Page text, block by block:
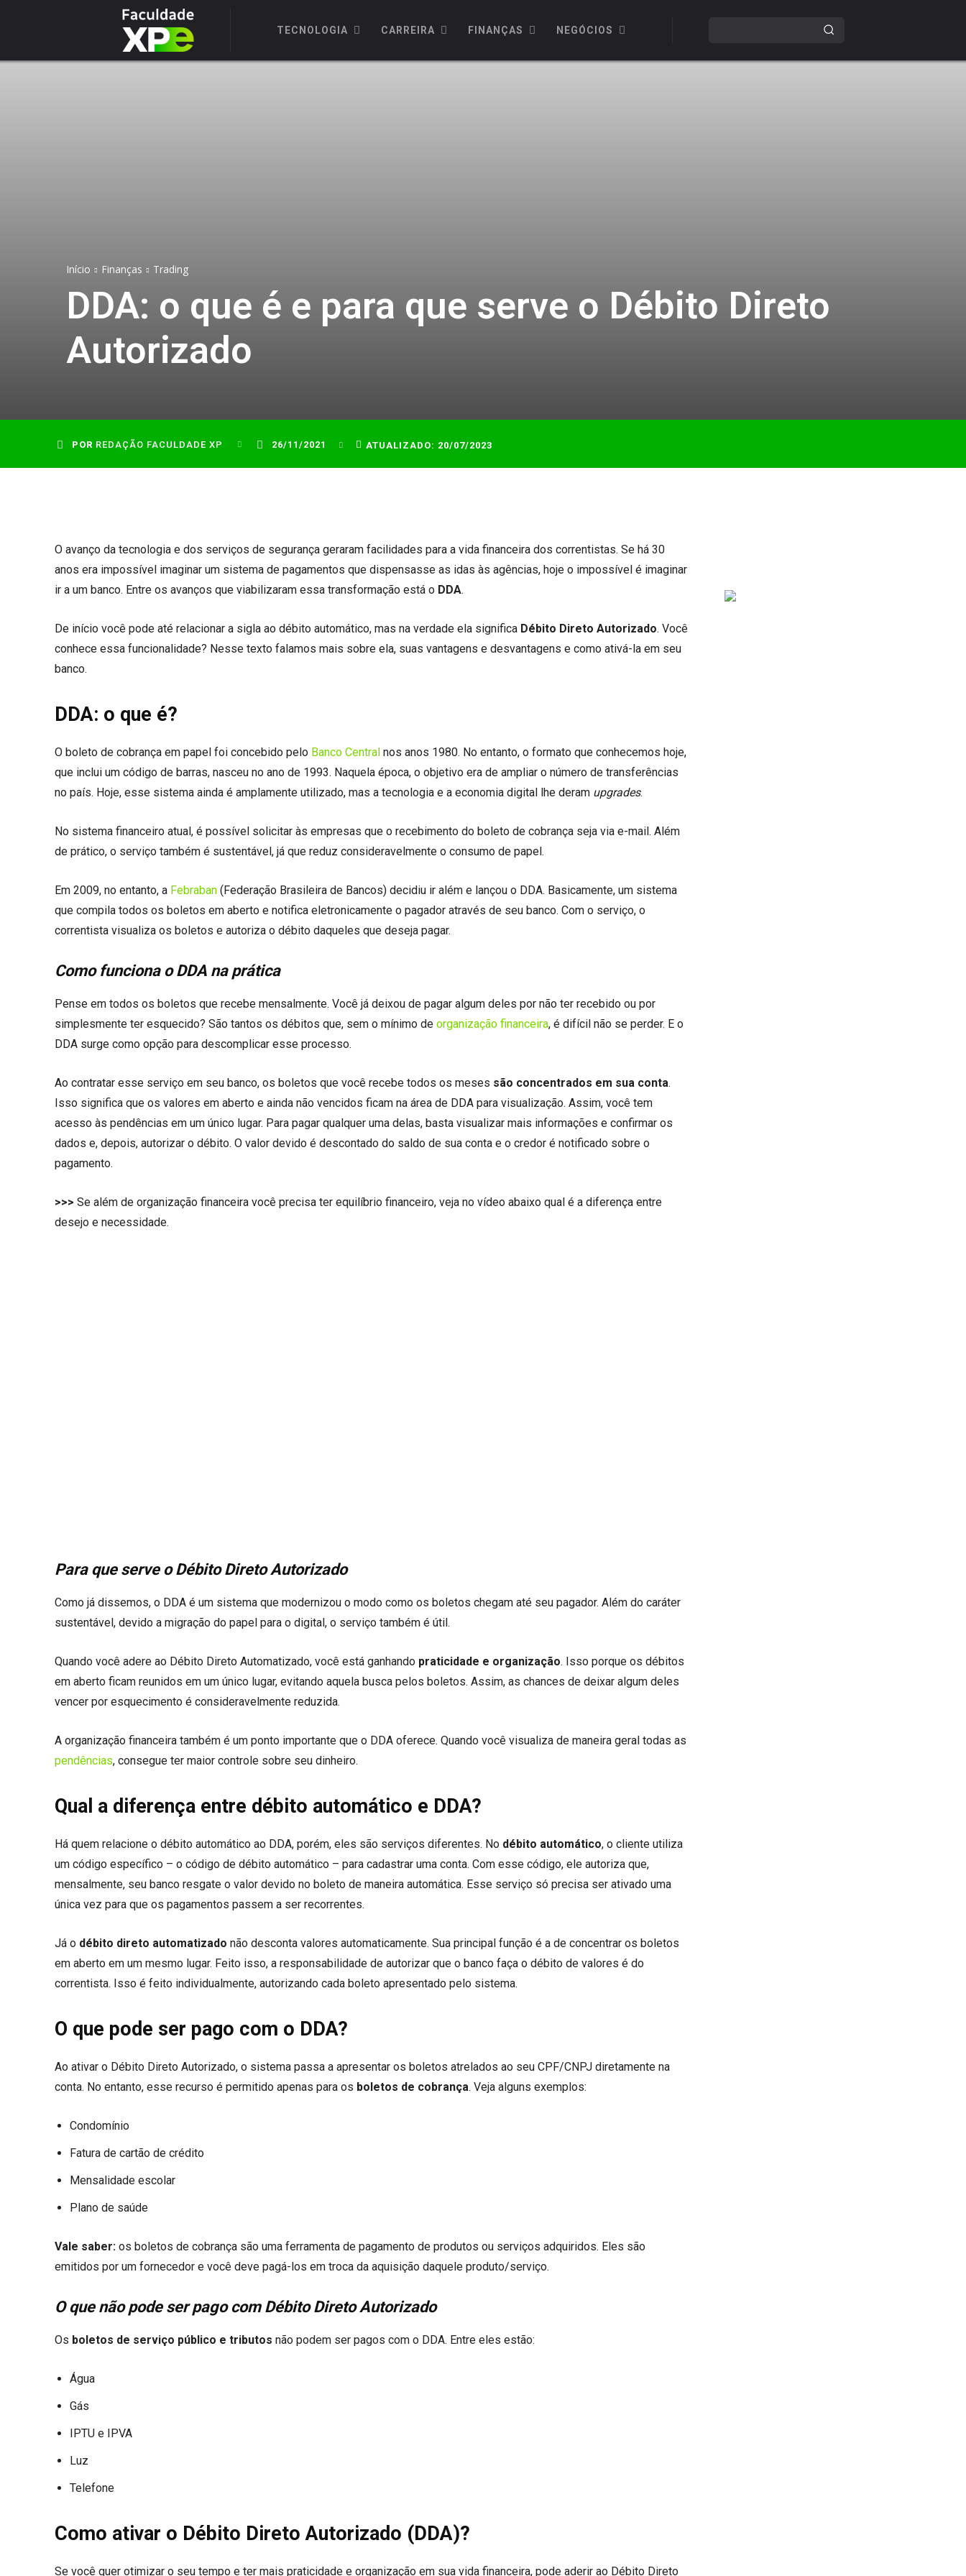
TECNOLOGIA CARREIRA FINANÇAS NEGÓCIOS
Início Finanças Trading
DDA: o que é e para que serve o Débito Direto
Autorizado
POR REDAÇÃO FACULDADE XP 26/11/2021 ATUALIZADO: 20/07/2023
O avanço da tecnologia e dos serviços de segurança geraram facilidades para a vida financeira dos correntistas. Se há 30
anos era impossível imaginar um sistema de pagamentos que dispensasse as idas às agências, hoje o impossível é imaginar
ir a um banco. Entre os avanços que viabilizaram essa transformação está o DDA.
De início você pode até relacionar a sigla ao débito automático, mas na verdade ela significa Débito Direto Autorizado. Você
conhece essa funcionalidade? Nesse texto falamos mais sobre ela, suas vantagens e desvantagens e como ativá-la em seu
banco.
DDA: o que é?
O boleto de cobrança em papel foi concebido pelo Banco Central nos anos 1980. No entanto, o formato que conhecemos hoje,
que inclui um código de barras, nasceu no ano de 1993. Naquela época, o objetivo era de ampliar o número de transferências
no país. Hoje, esse sistema ainda é amplamente utilizado, mas a tecnologia e a economia digital lhe deram upgrades.
No sistema financeiro atual, é possível solicitar às empresas que o recebimento do boleto de cobrança seja via e-mail. Além
de prático, o serviço também é sustentável, já que reduz consideravelmente o consumo de papel.
Em 2009, no entanto, a Febraban (Federação Brasileira de Bancos) decidiu ir além e lançou o DDA. Basicamente, um sistema
que compila todos os boletos em aberto e notifica eletronicamente o pagador através de seu banco. Com o serviço, o
correntista visualiza os boletos e autoriza o débito daqueles que deseja pagar.
Como funciona o DDA na prática
Pense em todos os boletos que recebe mensalmente. Você já deixou de pagar algum deles por não ter recebido ou por
simplesmente ter esquecido? São tantos os débitos que, sem o mínimo de organização financeira, é difícil não se perder. E o
DDA surge como opção para descomplicar esse processo.
Ao contratar esse serviço em seu banco, os boletos que você recebe todos os meses são concentrados em sua conta.
Isso significa que os valores em aberto e ainda não vencidos ficam na área de DDA para visualização. Assim, você tem
acesso às pendências em um único lugar. Para pagar qualquer uma delas, basta visualizar mais informações e confirmar os
dados e, depois, autorizar o débito. O valor devido é descontado do saldo de sua conta e o credor é notificado sobre o
pagamento.
>>> Se além de organização financeira você precisa ter equilíbrio financeiro, veja no vídeo abaixo qual é a diferença entre
desejo e necessidade.
Para que serve o Débito Direto Autorizado
Como já dissemos, o DDA é um sistema que modernizou o modo como os boletos chegam até seu pagador. Além do caráter
sustentável, devido a migração do papel para o digital, o serviço também é útil.
Quando você adere ao Débito Direto Automatizado, você está ganhando praticidade e organização. Isso porque os débitos
em aberto ficam reunidos em um único lugar, evitando aquela busca pelos boletos. Assim, as chances de deixar algum deles
vencer por esquecimento é consideravelmente reduzida.
A organização financeira também é um ponto importante que o DDA oferece. Quando você visualiza de maneira geral todas as
pendências, consegue ter maior controle sobre seu dinheiro.
Qual a diferença entre débito automático e DDA?
Há quem relacione o débito automático ao DDA, porém, eles são serviços diferentes. No débito automático, o cliente utiliza
um código específico – o código de débito automático – para cadastrar uma conta. Com esse código, ele autoriza que,
mensalmente, seu banco resgate o valor devido no boleto de maneira automática. Esse serviço só precisa ser ativado uma
única vez para que os pagamentos passem a ser recorrentes.
Já o débito direto automatizado não desconta valores automaticamente. Sua principal função é a de concentrar os boletos
em aberto em um mesmo lugar. Feito isso, a responsabilidade de autorizar que o banco faça o débito de valores é do
correntista. Isso é feito individualmente, autorizando cada boleto apresentado pelo sistema.
O que pode ser pago com o DDA?
Ao ativar o Débito Direto Autorizado, o sistema passa a apresentar os boletos atrelados ao seu CPF/CNPJ diretamente na
conta. No entanto, esse recurso é permitido apenas para os boletos de cobrança. Veja alguns exemplos:
Condomínio
Fatura de cartão de crédito
Mensalidade escolar
Plano de saúde
Vale saber: os boletos de cobrança são uma ferramenta de pagamento de produtos ou serviços adquiridos. Eles são
emitidos por um fornecedor e você deve pagá-los em troca da aquisição daquele produto/serviço.
O que não pode ser pago com Débito Direto Autorizado
Os boletos de serviço público e tributos não podem ser pagos com o DDA. Entre eles estão:
Água
Gás
IPTU e IPVA
Luz
Telefone
Como ativar o Débito Direto Autorizado (DDA)?
Se você quer otimizar o seu tempo e ter mais praticidade e organização em sua vida financeira, pode aderir ao Débito Direto